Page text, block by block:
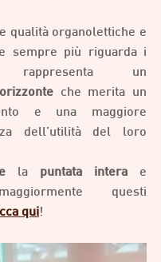
qualità organolettiche e
che merita un
e una maggiore
dell’utilità del loro
la puntata intera
questi
qui!